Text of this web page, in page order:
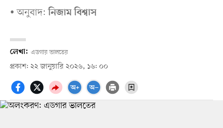
• অনুবাদ:নিজাম বিশ্বাস
লেখা: এডগার ভালতের
প্রকাশ: ২২ জানুয়ারি ২০২৬, ১৬: ০০